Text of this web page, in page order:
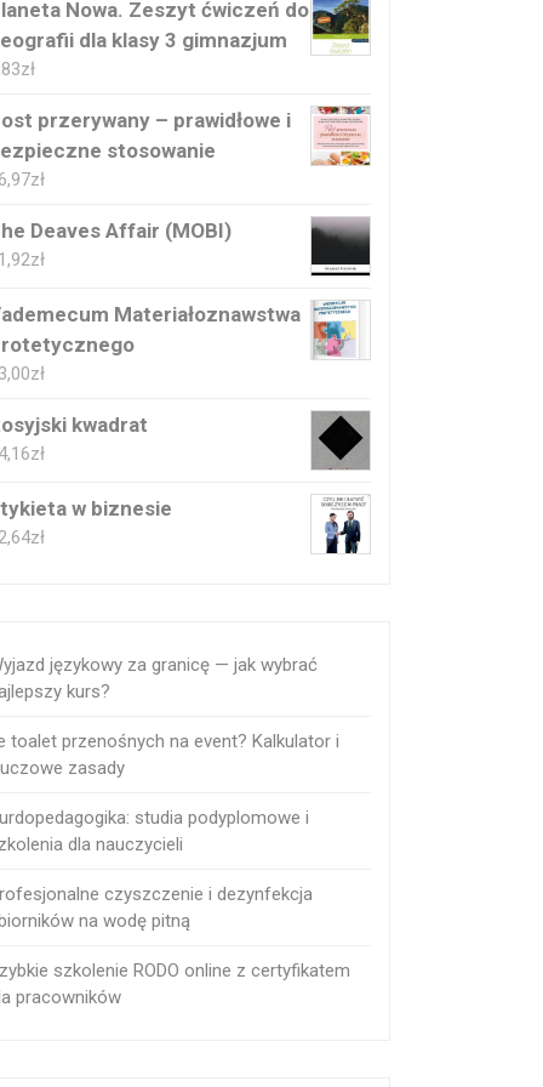
Nowa. Zeszyt ćwiczeń do
dla klasy 3 gimnazjum
zł
przerywany – prawidłowe i
stosowanie
zł
Deaves Affair (MOBI)
zł
Materiałoznawstwa
zł
kwadrat
zł
w biznesie
zł
językowy za granicę — jak wybrać
kurs?
toalet przenośnych na event? Kalkulator i
zasady
studia podyplomowe i
dla nauczycieli
czyszczenie i dezynfekcja
na wodę pitną
szkolenie RODO online z certyfikatem
pracowników